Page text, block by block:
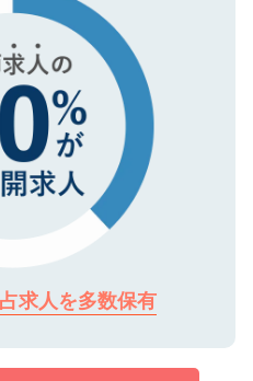
求人を多数保有